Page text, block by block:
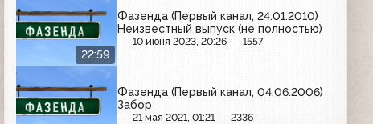
22:59
Фазенда (Первый канал, 24.01.2010)
Неизвестный выпуск (не полностью)
10 июня 2023, 20:26 1557
Фазенда (Первый канал, 04.06.2006)
Забор
21 мая 2021, 01:21 2336